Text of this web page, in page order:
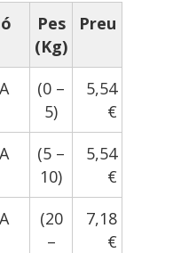
Pes
(Kg)
Preu
(0 –
5)
5,54
€
(5 –
10)
5,54
€
(20
–
7,18
€